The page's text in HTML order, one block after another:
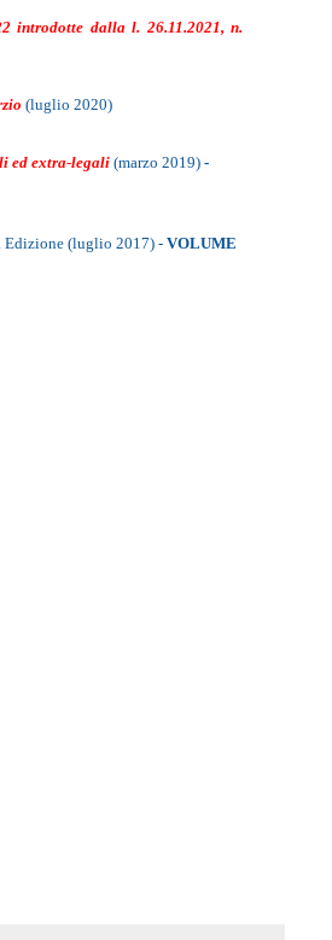
introdotte dalla l. 26.11.2021, n.
(luglio 2020)
ed extra-legali(marzo 2019) -
Edizione (luglio 2017) - VOLUME